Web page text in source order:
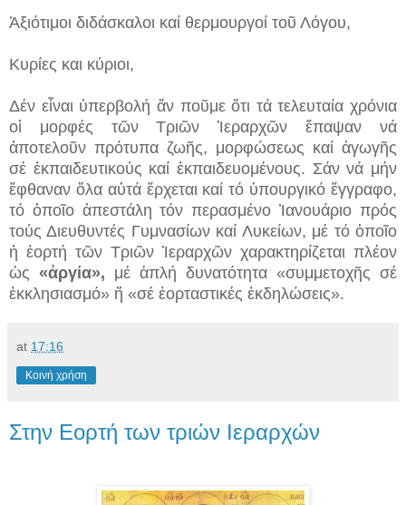
Ἀξιότιμοι διδάσκαλοι καί θερμουργοί τοῦ Λόγου,
Κυρίες και κύριοι,
Δέν εἶναι ὑπερβολή ἄν ποῦμε ὅτι τά τελευταία χρόνια
οἱ μορφές τῶν Τρι­ῶν Ἱεραρχῶν ἔπαψαν νά
ἀποτελοῦν πρότυπα ζωῆς, μορφώσεως καί ἀγωγῆς
σέ ἐκπαι­δευτικούς καί ἐκπαιδευομένους. Σάν νά μήν
ἔφθα­ναν ὅλα αὐτά ἔρχεται καί τό ὑπουργικό ἔγγραφο,
τό ὁποῖο ἀπεστάλη τόν περασμένο Ἰανουάριο πρός
τούς Διευθυντές Γυμνασίων καί Λυκείων, μέ τό ὁποῖο
ἡ ἑορτή τῶν Τριῶν Ἱεραρχῶν χαρακτηρίζεται πλέον
ὡς «ἀρ­γία», μέ ἁπλή δυνα­τό­τητα «συμμετοχῆς σέ
ἐκκλησιασμό» ἤ «σέ ἑορταστικές ἐκδη­λώ­σεις».
at 17:16
Κοινή χρήση
Στην Εορτή των τριών Ιεραρχών